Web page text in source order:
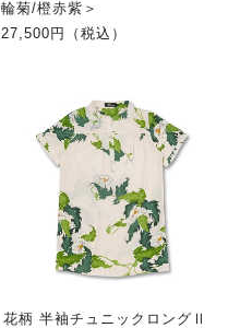
輪菊/橙赤紫＞
27,500円（税込）
花柄 半袖チュニックロングⅡ